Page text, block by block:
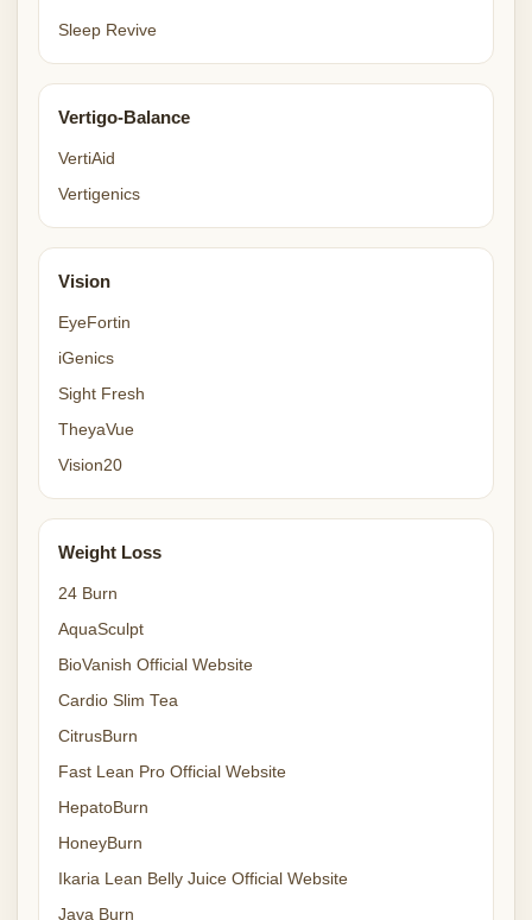
Sleep Revive
Vertigo-Balance
VertiAid
Vertigenics
Vision
EyeFortin
iGenics
Sight Fresh
TheyaVue
Vision20
Weight Loss
24 Burn
AquaSculpt
BioVanish Official Website
Cardio Slim Tea
CitrusBurn
Fast Lean Pro Official Website
HepatoBurn
HoneyBurn
Ikaria Lean Belly Juice Official Website
Java Burn